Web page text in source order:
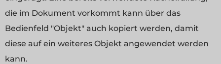
die im Dokument vorkommt kann über das
Bedienfeld "Objekt" auch kopiert werden, damit
diese auf ein weiteres Objekt angewendet werden
kann.